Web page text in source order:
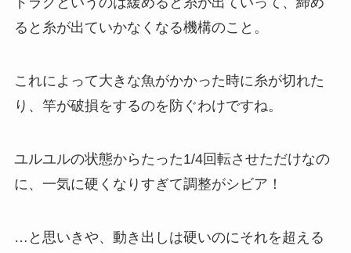
ると糸が出ていかなくなる機構のこと。
これによって大きな魚がかかった時に糸が切れた
り、竿が破損をするのを防ぐわけですね。
ユルユルの状態からたった1/4回転させただけなの
に、一気に硬くなりすぎて調整がシビア！
…と思いきや、動き出しは硬いのにそれを超える